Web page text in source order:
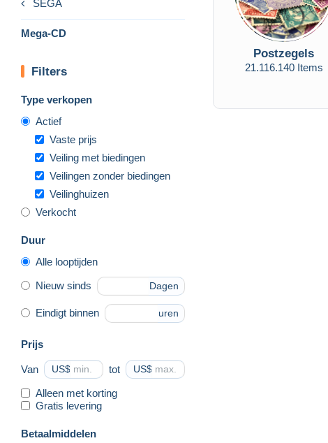
SEGA
Mega-CD
Filters
Type verkopen
Actief
Vaste prijs
Veiling met biedingen
Veilingen zonder biedingen
Veilinghuizen
Verkocht
Duur
Alle looptijden
Nieuw sinds Dagen
Eindigt binnen uren
Prijs
Van US$ tot US$
Alleen met korting
Gratis levering
Betaalmiddelen
Postzegels
21.116.140 Items